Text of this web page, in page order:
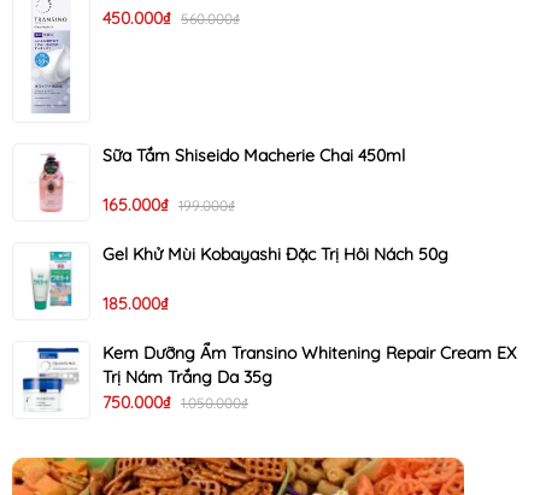
450.000₫ 560.000₫
Sữa Tắm Shiseido Macherie Chai 450ml
165.000₫ 199.000₫
Gel Khử Mùi Kobayashi Đặc Trị Hôi Nách 50g
185.000₫
Kem Dưỡng Ẩm Transino Whitening Repair Cream EX
Trị Nám Trắng Da 35g
750.000₫ 1.050.000₫